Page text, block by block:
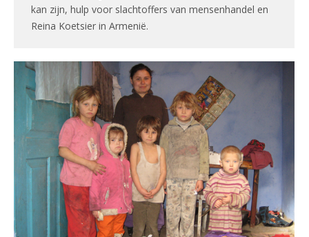
kan zijn, hulp voor slachtoffers van mensenhandel en
Reina Koetsier in Armenië.